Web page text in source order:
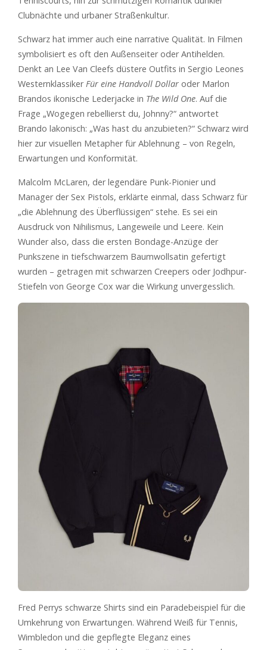
Clubnächte und urbaner Straßenkultur.
Schwarz hat immer auch eine narrative Qualität. In Filmen
symbolisiert es oft den Außenseiter oder Antihelden.
Denkt an Lee Van Cleefs düstere Outfits in Sergio Leones
Westernklassiker Für eine Handvoll Dollar oder Marlon
Brandos ikonische Lederjacke in The Wild One. Auf die
Frage „Wogegen rebellierst du, Johnny?“ antwortet
Brando lakonisch: „Was hast du anzubieten?“ Schwarz wird
hier zur visuellen Metapher für Ablehnung – von Regeln,
Erwartungen und Konformität.
Malcolm McLaren, der legendäre Punk-Pionier und
Manager der Sex Pistols, erklärte einmal, dass Schwarz für
„die Ablehnung des Überflüssigen“ stehe. Es sei ein
Ausdruck von Nihilismus, Langeweile und Leere. Kein
Wunder also, dass die ersten Bondage-Anzüge der
Punkszene in tiefschwarzem Baumwollsatin gefertigt
wurden – getragen mit schwarzen Creepers oder Jodhpur-
Stiefeln von George Cox war die Wirkung unvergesslich.
Fred Perrys schwarze Shirts sind ein Paradebeispiel für die
Umkehrung von Erwartungen. Während Weiß für Tennis,
Wimbledon und die gepflegte Eleganz eines